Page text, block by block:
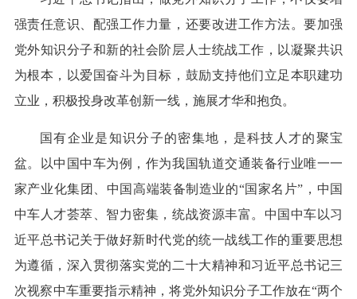
强责任意识、配强工作力量，还要改进工作方法。要加强
党外知识分子和新的社会阶层人士统战工作，以凝聚共识
为根本，以爱国奋斗为目标，鼓励支持他们立足本职建功
立业，积极投身改革创新一线，施展才华和抱负。
国有企业是知识分子的密集地，是科技人才的聚宝
盆。以中国中车为例，作为我国轨道交通装备行业唯一一
家产业化集团、中国高端装备制造业的“国家名片”，中国
中车人才荟萃、智力密集，统战资源丰富。中国中车以习
近平总书记关于做好新时代党的统一战线工作的重要思想
为遵循，深入贯彻落实党的二十大精神和习近平总书记三
次视察中车重要指示精神，将党外知识分子工作放在“两个